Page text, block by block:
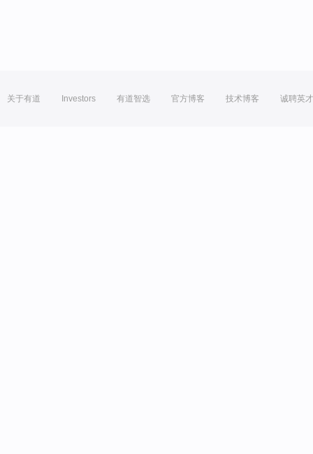
关于有道 Investors 有道智选 官方博客 技术博客 诚聘英才